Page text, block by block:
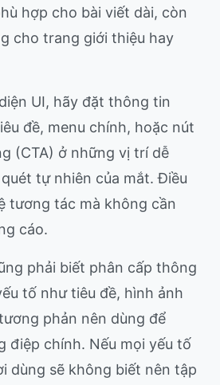
hợp cho bài viết dài, còn
cho trang giới thiệu hay
UI, hãy đặt thông tin
đề, menu chính, hoặc nút
(CTA) ở những vị trí dễ
tự nhiên của mắt. Điều
tương tác mà không cần
cáo.
phải biết phân cấp thông
tố như tiêu đề, hình ảnh
phản nên dùng để
điệp chính. Nếu mọi yếu tố
dùng sẽ không biết nên tập